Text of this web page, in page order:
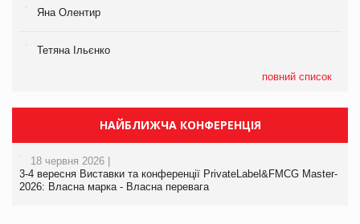
Яна Олентир
Тетяна Ільєнко
повний список
НАЙБЛИЖЧА КОНФЕРЕНЦІЯ
18 червня 2026 |
3-4 вересня Виставки та конференції PrivateLabel&FMCG Master-
2026: Власна марка - Власна перевага